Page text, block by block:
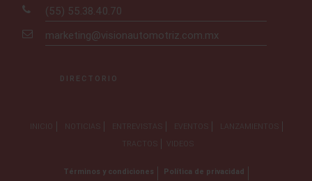
(55) 55.38.40.70
marketing@visionautomotriz.com.mx
DIRECTORIO
INICIO NOTICIAS ENTREVISTAS EVENTOS
LANZAMIENTOS
TRACTOS
VIDEOS
Términos y condiciones Política de privacidad